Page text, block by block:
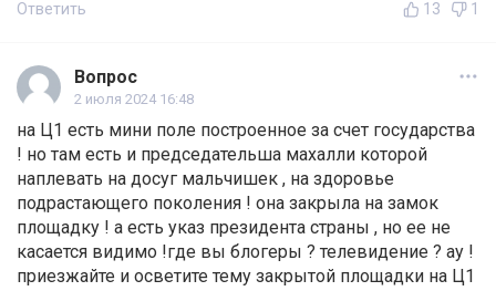
Ответить 13 1
Вопрос
2 июля 2024 16:48
на Ц1 есть мини поле построенное за счет государства
! но там есть и председательша махалли которой
наплевать на досуг мальчишек , на здоровье
подрастающего поколения ! она закрыла на замок
площадку ! а есть указ президента страны , но ее не
касается видимо !где вы блогеры ? телевидение ? ау !
приезжайте и осветите тему закрытой площадки на Ц1